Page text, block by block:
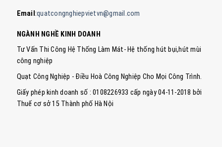
Email :quatcongnghiepvietvn@gmail.com
NGÀNH NGHỀ KINH DOANH
Tư Vấn Thi Công Hệ Thống Làm Mát- Hệ thống hút bụi,hút mùi
công nghiệp
Quạt Công Nghiệp - Điều Hoà Công Nghiệp Cho Mọi Công Trình.
Giấy phép kinh doanh số : 0108226933 cấp ngày 04-11-2018 bởi
Thuế cơ sở 15 Thành phố Hà Nội